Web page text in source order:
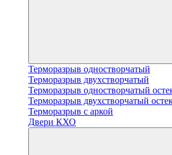
Терморазрыв одностворчатый
Терморазрыв двухстворчатый
Терморазрыв одностворчатый
Терморазрыв двухстворчатый
Терморазрыв с аркой
Двери КХО